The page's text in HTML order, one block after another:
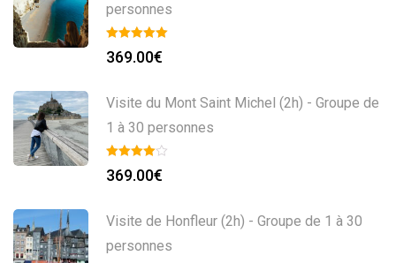
personnes
369.00€
Visite du Mont Saint Michel (2h) - Groupe de
1 à 30 personnes
369.00€
Visite de Honfleur (2h) - Groupe de 1 à 30
personnes